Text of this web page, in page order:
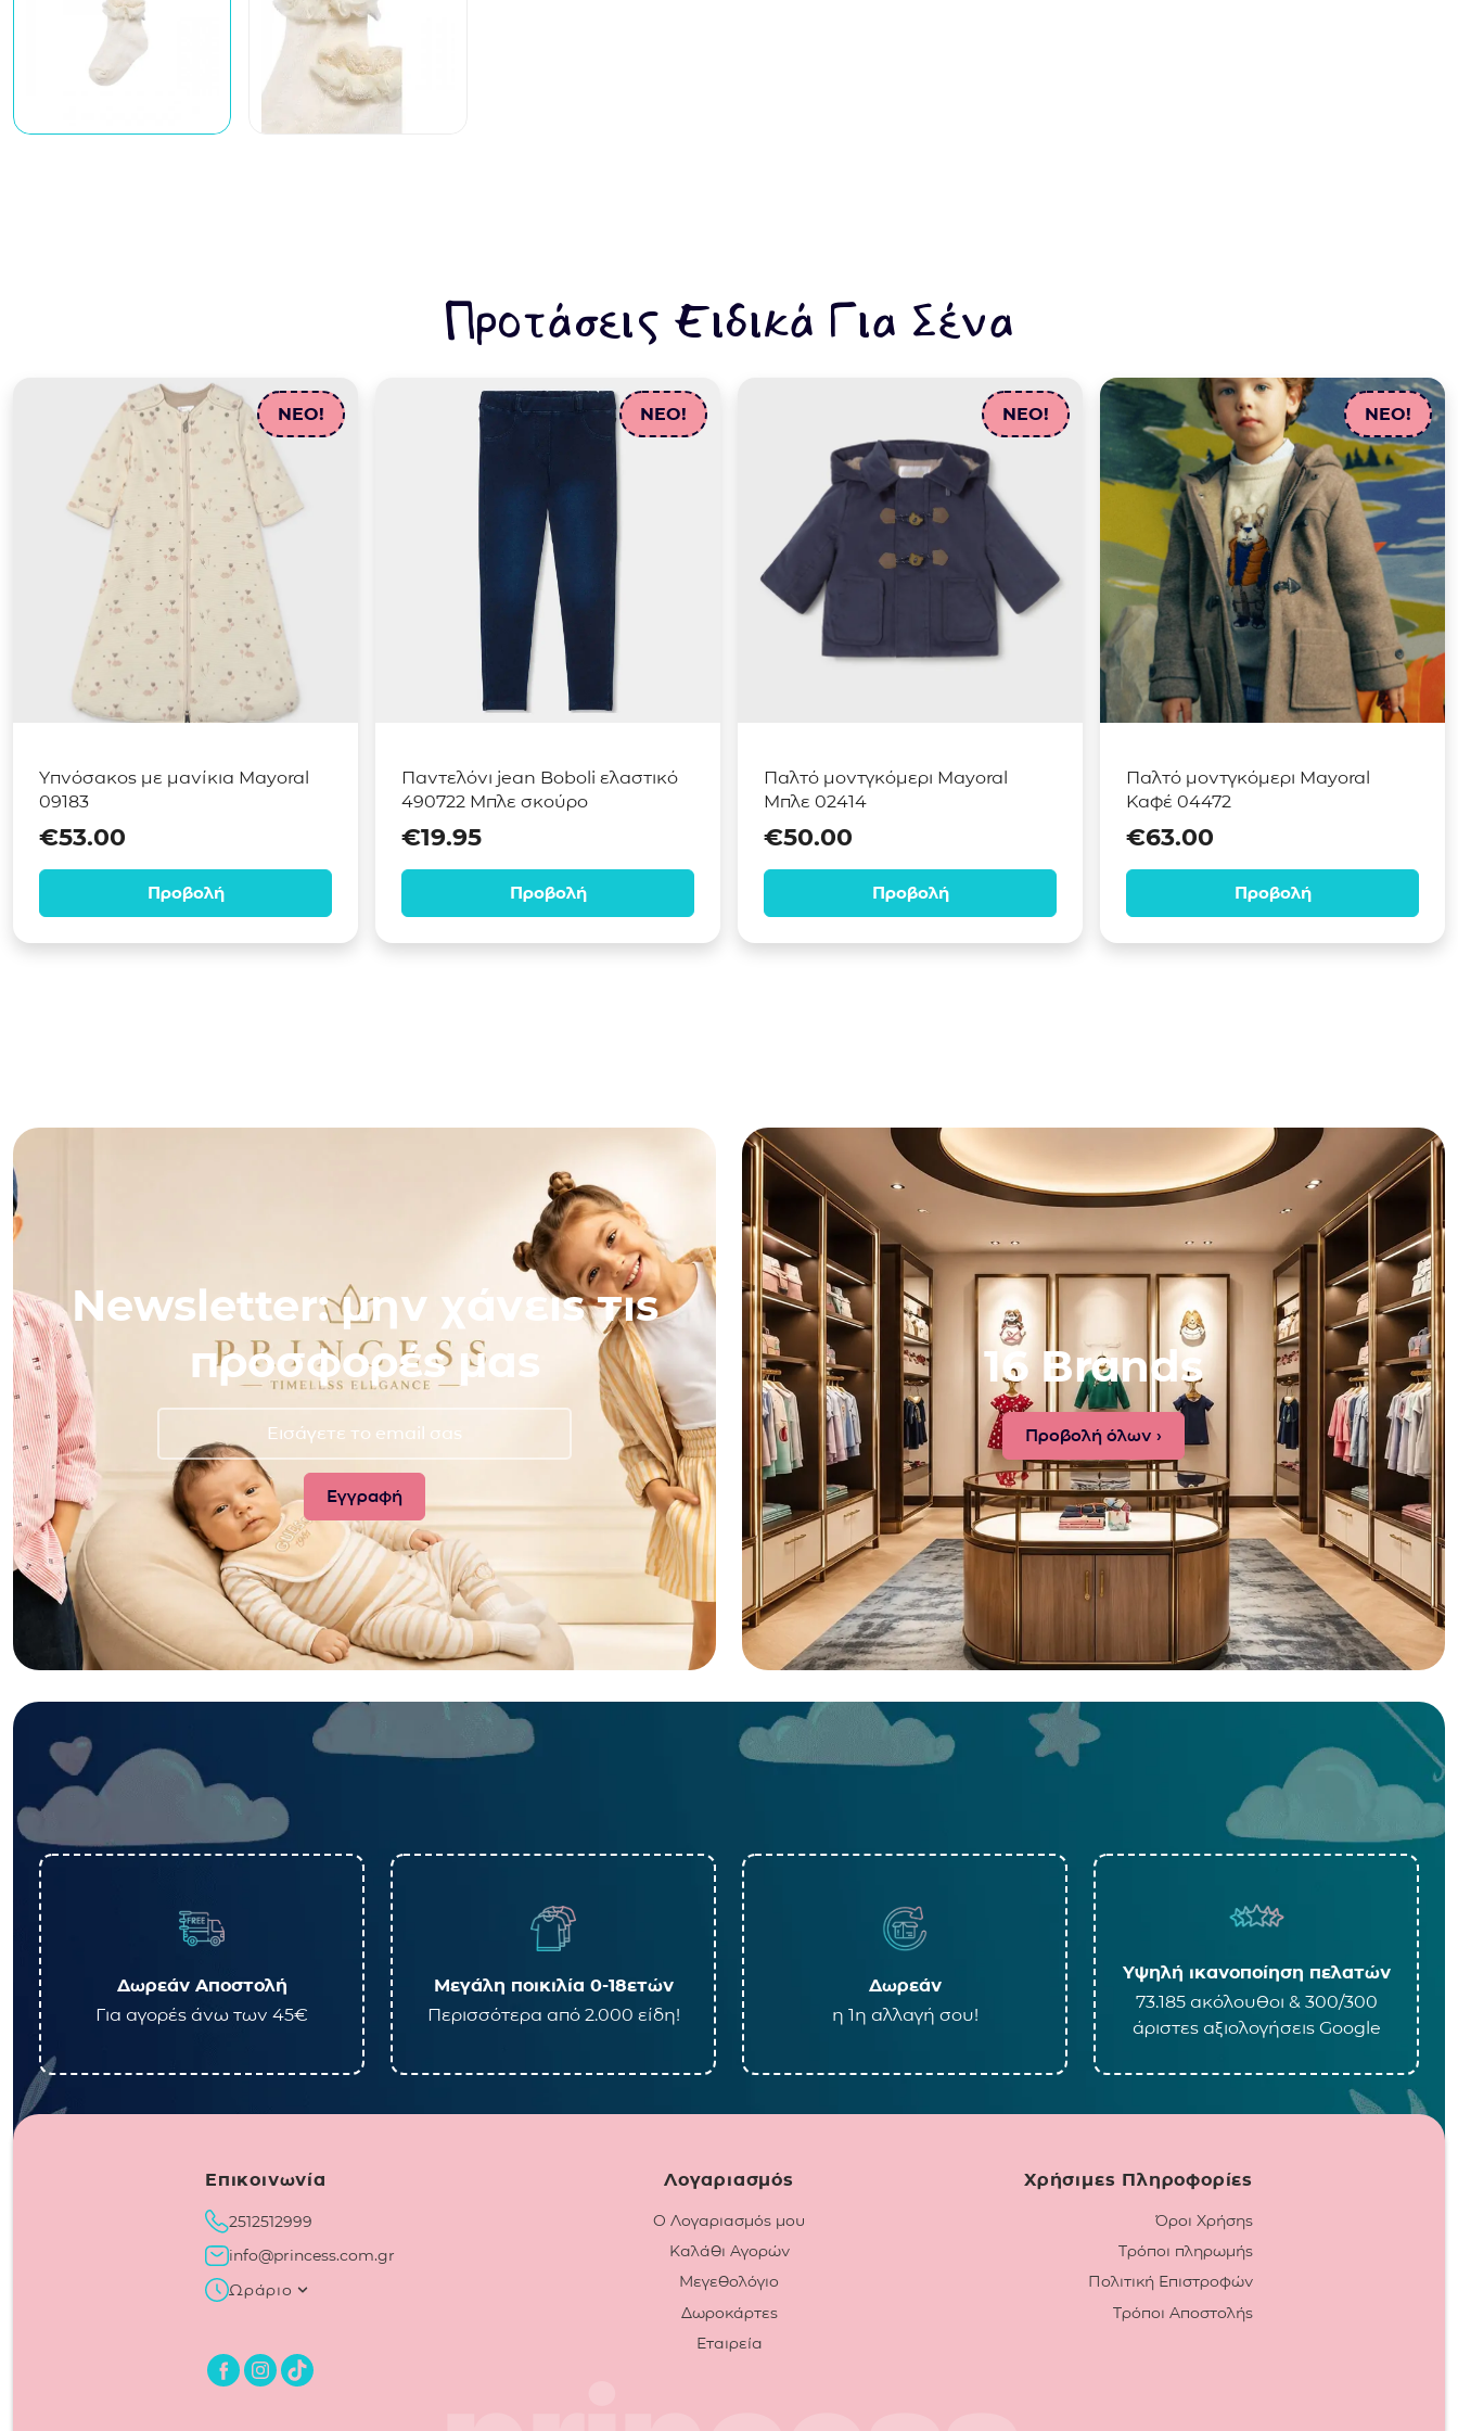
Προτάσεις Ειδικά Για Σένα
NEO!
Υπνόσακος με μανίκια Mayoral
09183
€53.00
Προβολή
NEO!
Παντελόνι jean Boboli ελαστικό
490722 Μπλε σκούρο
€19.95
Προβολή
NEO!
Παλτό μοντγκόμερι Mayoral
Μπλε 02414
€50.00
Προβολή
NEO!
Παλτό μοντγκόμερι Mayoral
Καφέ 04472
€63.00
Προβολή
Newsletter: μην χάνεις τις
προσφορές μας
16 Brands
Προβολή όλων ›
Δωρεάν Αποστολή
Για αγορές άνω των 45€
Μεγάλη ποικιλία 0-18ετών
Περισσότερα από 2.000 είδη!
Δωρεάν
η 1η αλλαγή σου!
Υψηλή ικανοποίηση πελατών
73.185 ακόλουθοι & 300/300
άριστες αξιολογήσεις Google
Επικοινωνία
2512512999
info@princess.com.gr
Ωράριο
Λογαριασμός
Ο Λογαριασμός μου
Καλάθι Αγορών
Μεγεθολόγιο
Δωροκάρτες
Εταιρεία
Χρήσιμες Πληροφορίες
Όροι Χρήσης
Τρόποι πληρωμής
Πολιτική Επιστροφών
Τρόποι Αποστολής